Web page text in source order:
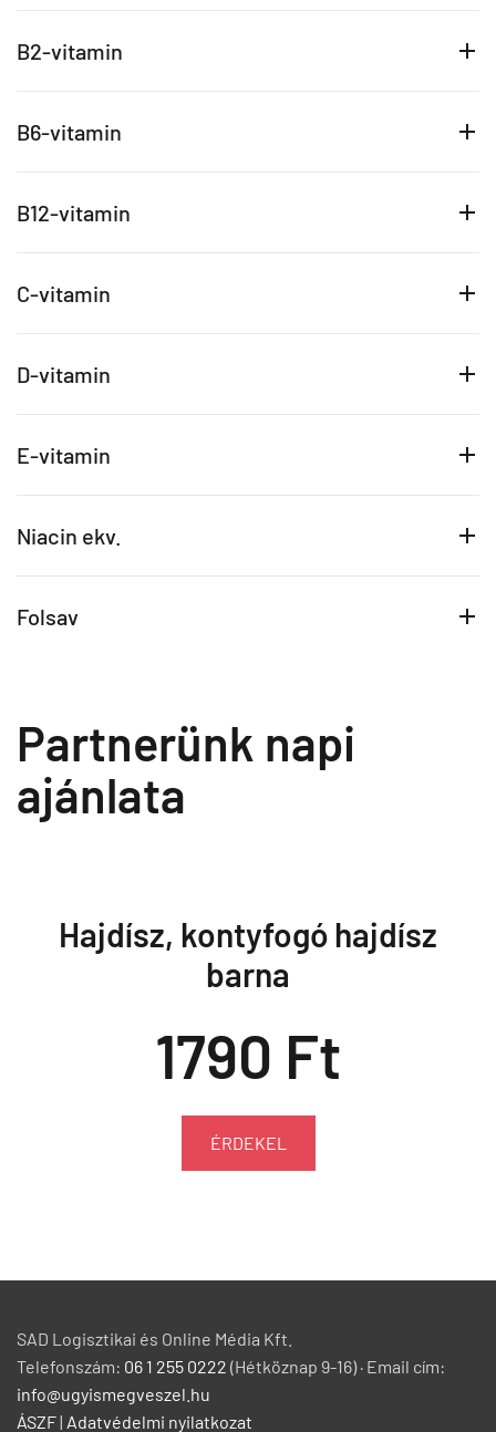
B2-vitamin
B6-vitamin
B12-vitamin
C-vitamin
D-vitamin
E-vitamin
Niacin ekv.
Folsav
Partnerünk napi
ajánlata
Hajdísz, kontyfogó hajdísz
barna
1790 Ft
ÉRDEKEL
SAD Logisztikai és Online Média Kft.
Telefonszám: 06 1 255 0222 (Hétköznap 9-16) · Email cím:
info@ugyismegveszel.hu
ÁSZF| Adatvédelmi nyilatkozat